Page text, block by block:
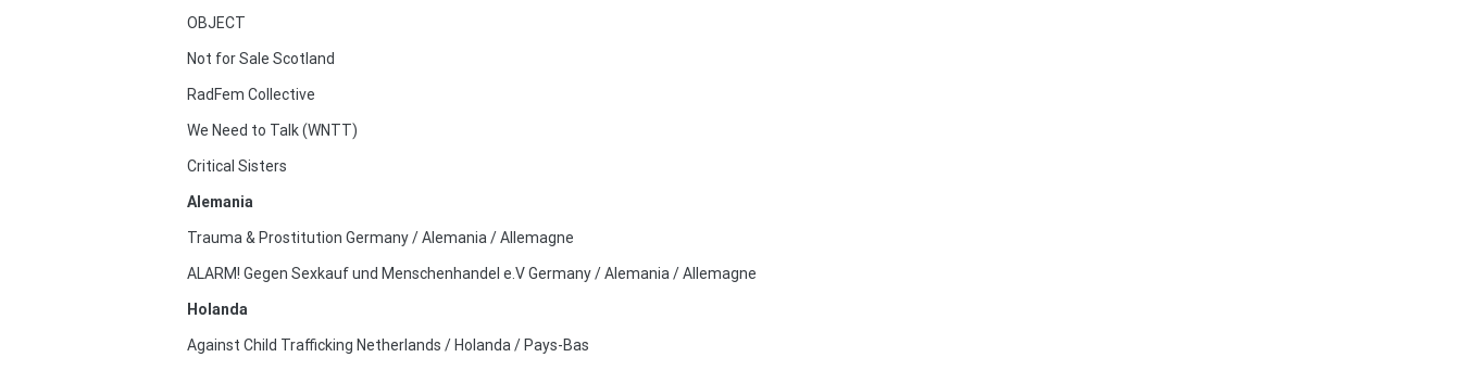
OBJECT
Not for Sale Scotland
RadFem Collective
We Need to Talk (WNTT)
Critical Sisters
Alemania
Trauma & Prostitution Germany / Alemania / Allemagne
ALARM! Gegen Sexkauf und Menschenhandel e.V Germany / Alemania / Allemagne
Holanda
Against Child Trafficking Netherlands / Holanda / Pays-Bas